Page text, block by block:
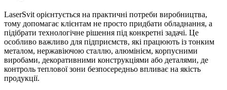
LaserSvit орієнтується на практичні потреби виробництва,
тому допомагає клієнтам не просто придбати обладнання, а
підібрати технологічне рішення під конкретні задачі. Це
особливо важливо для підприємств, які працюють із тонким
металом, нержавіючою сталлю, алюмінієм, корпусними
виробами, декоративними конструкціями або деталями, де
контроль теплової зони безпосередньо впливає на якість
продукції.